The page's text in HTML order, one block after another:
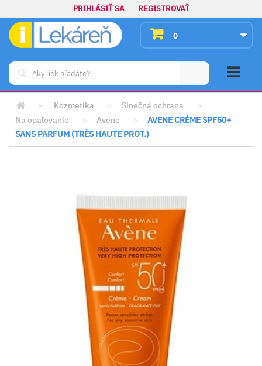
PRIHLÁSIŤ SA REGISTROVAŤ
0
> Kozmetika > Slnečná ochrana
>
Na opaľovanie
> Avene >
AVENE CRÈME SPF50+
SANS PARFUM (TRÈS HAUTE PROT.)